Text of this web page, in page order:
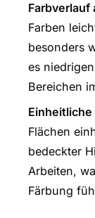
Farbverlauf
Farben
besonders
es
Bereichen
Flächen
bedeckter
Arbeiten,
Färbung